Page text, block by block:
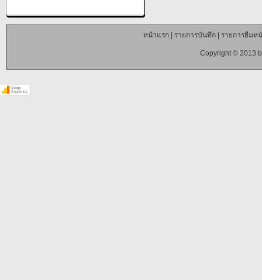
หน้าแรก| รายการบันทึก| รายการยืมห
Copyright © 2013